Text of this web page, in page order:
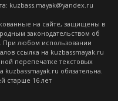
kuzbass.mayak@yandex.ru
на сайте, защищены в
законодательством об
При любом использовании
ссылка на kuzbassmayak.ru
перепечатке текстовых
kuzbassmayak.ru обязательна.
старше 16 лет